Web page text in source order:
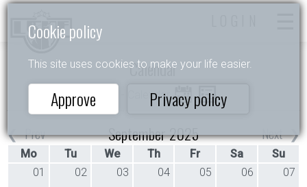
Cookie policy
This site uses cookies to make your life easier.
Approve Privacy policy
Calendar
Home - Calendar
Prev September 2025 Next
Mo Tu We Th Fr Sa
Su
01
02 03 04 05 06 07